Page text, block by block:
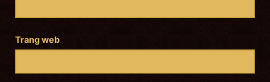
Trang web